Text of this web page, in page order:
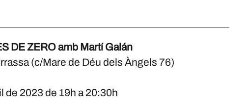
DE ZERO amb Martí Galán
(c/Mare de Déu dels Àngels 76)
de 2023 de 19h a 20:30h